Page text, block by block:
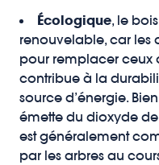
Écologique, le
renouvelable, car les
pour remplacer ceux
contribue à la
source d’énergie.
émette du dioxyde
est généralement
par les arbres au